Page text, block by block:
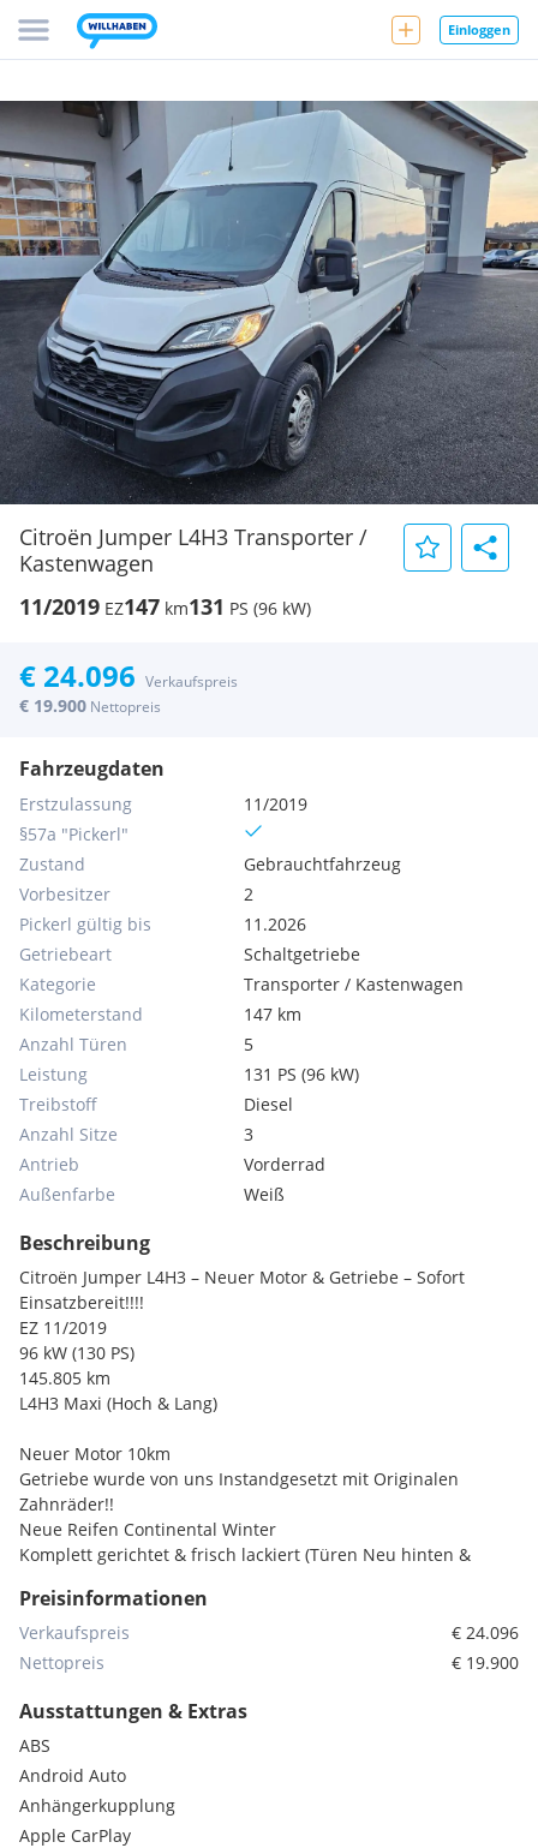
Einloggen
Citroën Jumper L4H3 Transporter /
Kastenwagen
11/2019 EZ147 km131 PS (96 kW)
€ 24.096 Verkaufspreis
€ 19.900 Nettopreis
Fahrzeugdaten
Erstzulassung
11/2019
§57a "Pickerl"
Zustand
Gebrauchtfahrzeug
Vorbesitzer
2
Pickerl gültig bis
11.2026
Getriebeart
Schaltgetriebe
Kategorie
Transporter / Kastenwagen
Kilometerstand
147 km
Anzahl Türen
5
Leistung
131 PS (96 kW)
Treibstoff
Diesel
Anzahl Sitze
3
Antrieb
Vorderrad
Außenfarbe
Weiß
Beschreibung
Citroën Jumper L4H3 – Neuer Motor & Getriebe – Sofort
Einsatzbereit!!!!
EZ 11/2019
96 kW (130 PS)
145.805 km
L4H3 Maxi (Hoch & Lang)
Neuer Motor 10km
Getriebe wurde von uns Instandgesetzt mit Originalen
Zahnräder!!
Neue Reifen Continental Winter
Komplett gerichtet & frisch lackiert (Türen Neu hinten &
Laderaum neu verkleidet
Anhängerkupplung mit Auftritt
Android Navi + Rückfahrkamera
Sehr gepflegter Zustand – ideal für Gewerbe, Handwerker
Fertigstellung bis 10.März (Leider fehlen noch die
Innenbeblankungen für L4 an der Seite & die
Radkastenverkleidungen)
Preisinformationen
Verkaufspreis
€ 24.096
Nettopreis
€ 19.900
Ausstattungen & Extras
ABS
Android Auto
Anhängerkupplung
Apple CarPlay